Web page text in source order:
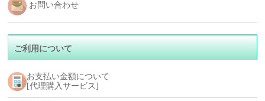
お問い合わせ
ご利用について
お支払い金額について
[代理購入サービス]